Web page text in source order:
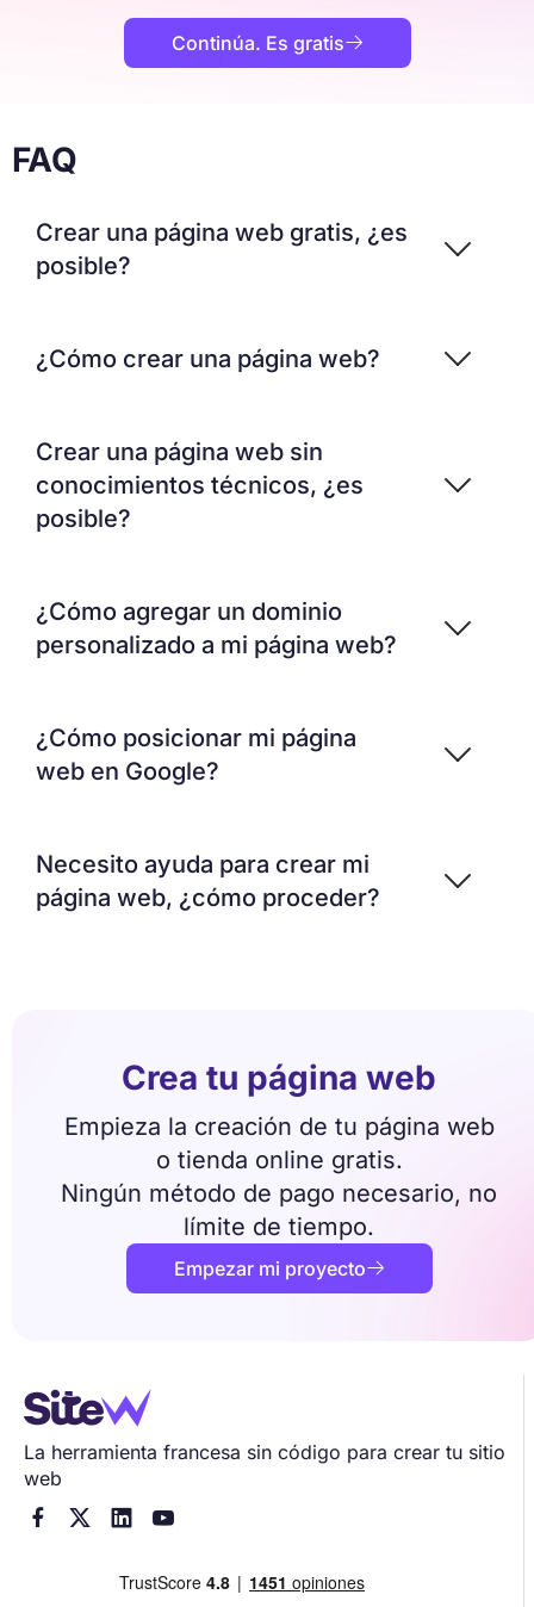

Continúa. Es gratis
FAQ
Crear una página web gratis, ¿es
posible?
¿Cómo crear una página web?
Crear una página web sin
conocimientos técnicos, ¿es
posible?
¿Cómo agregar un dominio
personalizado a mi página web?
¿Cómo posicionar mi página
web en Google?
Necesito ayuda para crear mi
página web, ¿cómo proceder?
Crea tu página web
Empieza la creación de tu página web
o tienda online gratis.
Ningún método de pago necesario, no
límite de tiempo.

Empezar mi proyecto
La herramienta francesa sin código para crear tu sitio
web
   